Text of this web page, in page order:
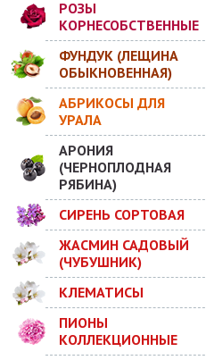
РОЗЫ
КОРНЕСОБСТВЕННЫЕ
ФУНДУК (ЛЕЩИНА
ОБЫКНОВЕННАЯ)
АБРИКОСЫ ДЛЯ
УРАЛА
АРОНИЯ
(ЧЕРНОПЛОДНАЯ
РЯБИНА)
СИРЕНЬ СОРТОВАЯ
ЖАСМИН САДОВЫЙ
(ЧУБУШНИК)
КЛЕМАТИСЫ
ПИОНЫ
КОЛЛЕКЦИОННЫЕ